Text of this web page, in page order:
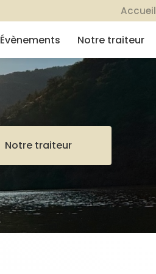
Accueil
Évènements Notre traiteur
Notre traiteur